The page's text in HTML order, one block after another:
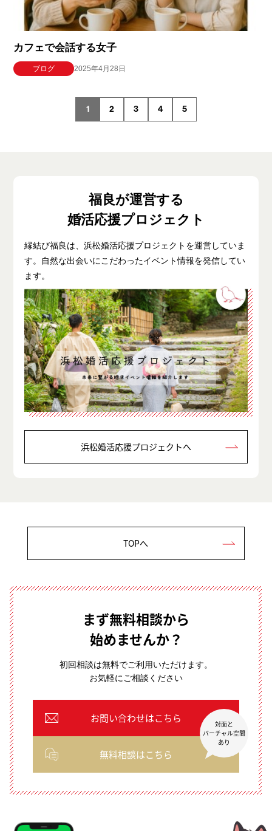
カフェで会話する女子
ブログ 2025年4月28日
1 2 3 4 5
福良が運営する
婚活応援プロジェクト
縁結び福良は、浜松婚活応援プロジェクトを運営していま
す。自然な出会いにこだわったイベント情報を発信してい
ます。
浜松婚活応援プロジェクトへ
TOPへ
まず無料相談から
始めませんか？
初回相談は無料でご利用いただけます。
お気軽にご相談ください
お問い合わせはこちら
対面と
バーチャル空間
あり
無料相談はこちら